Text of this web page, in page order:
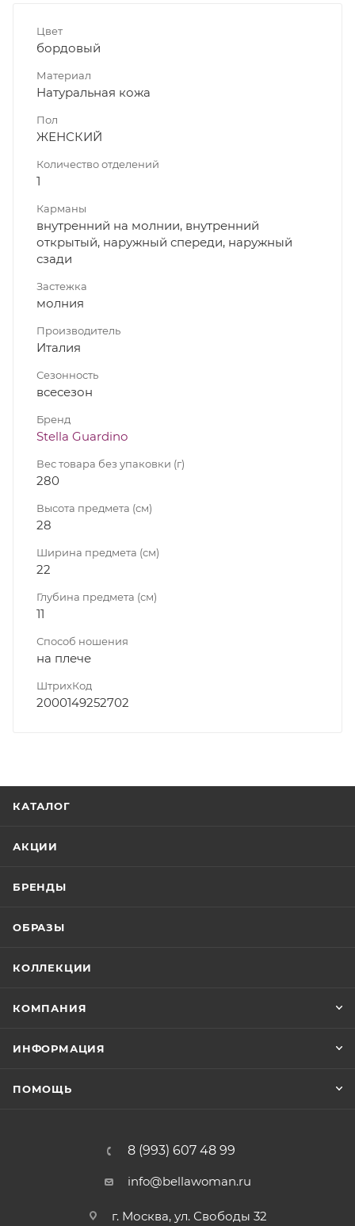
Цвет
бордовый
Материал
Натуральная кожа
Пол
ЖЕНСКИЙ
Количество отделений
1
Карманы
внутренний на молнии, внутренний
открытый, наружный спереди, наружный
сзади
Застежка
молния
Производитель
Италия
Сезонность
всесезон
Бренд
Stella Guardino
Вес товара без упаковки (г)
280
Высота предмета (см)
28
Ширина предмета (см)
22
Глубина предмета (см)
11
Способ ношения
на плече
ШтрихКод
2000149252702
КАТАЛОГ
АКЦИИ
БРЕНДЫ
ОБРАЗЫ
КОЛЛЕКЦИИ
КОМПАНИЯ
ИНФОРМАЦИЯ
ПОМОЩЬ
8 (993) 607 48 99
info@bellawoman.ru
г. Москва, ул. Свободы 32